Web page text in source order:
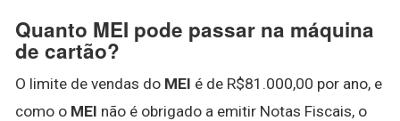
Quanto MEI pode passar na máquina
de cartão?
O limite de vendas do MEI é de R$81.000,00 por ano, e
como o MEI não é obrigado a emitir Notas Fiscais, o